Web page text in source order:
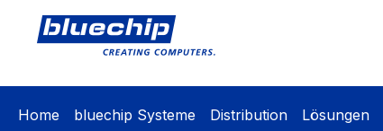
Zur Hauptnavigation springen
Home bluechip Systeme Distribution Lösungen